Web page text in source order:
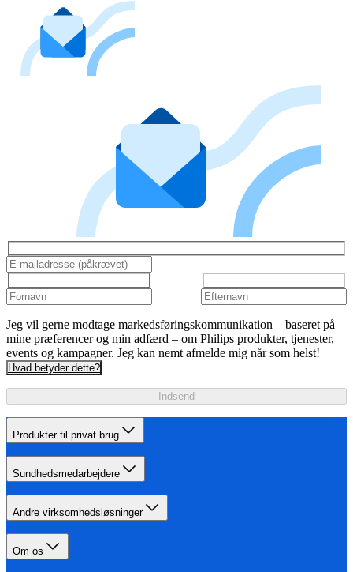
Jeg vil gerne modtage markedsføringskommunikation – baseret på
mine præferencer og min adfærd – om Philips produkter, tjenester,
events og kampagner. Jeg kan nemt afmelde mig når som helst!
Hvad betyder dette?
Indsend
Produkter til privat brug
Sundhedsmedarbejdere
Andre virksomhedsløsninger
Om os